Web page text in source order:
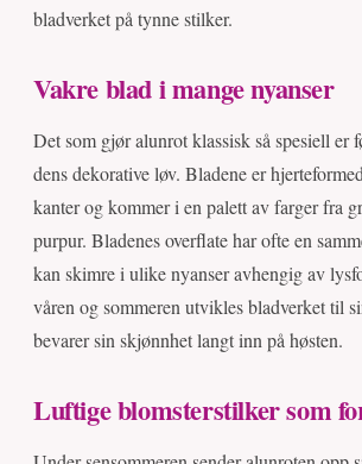
bladverket på tynne stilker.
Vakre blad i mange nyanser
Det som gjør alunrot klassisk så spesiell er
dens dekorative løv. Bladene er
kanter og kommer i en palett av farger fra
purpur. Bladenes overflate har ofte en
kan skimre i ulike nyanser avhengig av
våren og sommeren utvikles bladverket til
bevarer sin skjønnhet langt inn på høsten.
Luftige blomsterstilker som